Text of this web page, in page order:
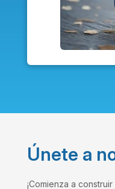
Únete a
¡Comienza a